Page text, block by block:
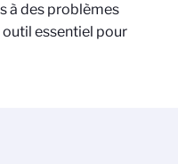
à des problèmes
outil essentiel pour